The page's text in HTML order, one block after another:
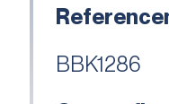
BBK1286